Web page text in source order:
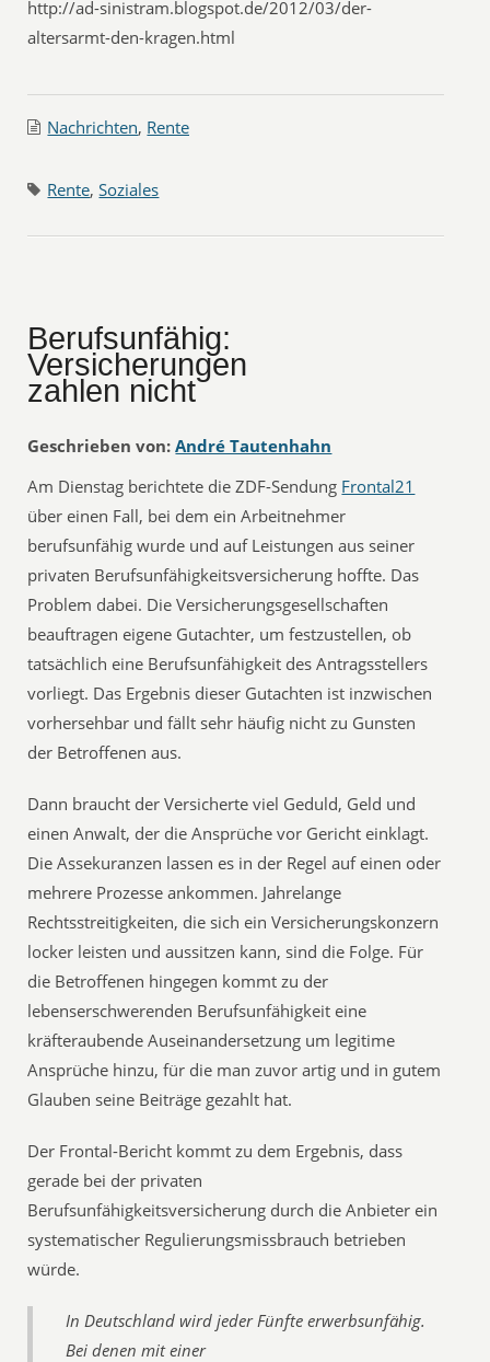
http://ad-sinistram.blogspot.de/2012/03/der-
altersarmt-den-kragen.html
Nachrichten, Rente
Rente,Soziales
Berufsunfähig:
Versicherungen
zahlen nicht
Geschrieben von: André Tautenhahn
Am Dienstag berichtete die ZDF-Sendung Frontal21
über einen Fall, bei dem ein Arbeitnehmer
berufsunfähig wurde und auf Leistungen aus seiner
privaten Berufsunfähigkeitsversicherung hoffte. Das
Problem dabei. Die Versicherungsgesellschaften
beauftragen eigene Gutachter, um festzustellen, ob
tatsächlich eine Berufsunfähigkeit des Antragsstellers
vorliegt. Das Ergebnis dieser Gutachten ist inzwischen
vorhersehbar und fällt sehr häufig nicht zu Gunsten
der Betroffenen aus.
Dann braucht der Versicherte viel Geduld, Geld und
einen Anwalt, der die Ansprüche vor Gericht einklagt.
Die Assekuranzen lassen es in der Regel auf einen oder
mehrere Prozesse ankommen. Jahrelange
Rechtsstreitigkeiten, die sich ein Versicherungskonzern
locker leisten und aussitzen kann, sind die Folge. Für
die Betroffenen hingegen kommt zu der
lebenserschwerenden Berufsunfähigkeit eine
kräfteraubende Auseinandersetzung um legitime
Ansprüche hinzu, für die man zuvor artig und in gutem
Glauben seine Beiträge gezahlt hat.
Der Frontal-Bericht kommt zu dem Ergebnis, dass
gerade bei der privaten
Berufsunfähigkeitsversicherung durch die Anbieter ein
systematischer Regulierungsmissbrauch betrieben
würde.
In Deutschland wird jeder Fünfte erwerbsunfähig.
Bei denen mit einer